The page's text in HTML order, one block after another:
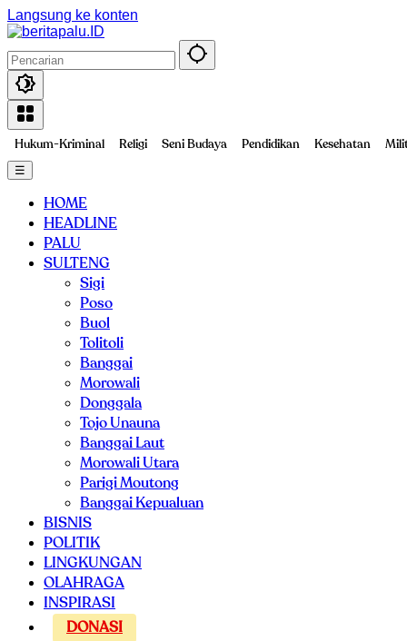
Langsung ke konten
Hukum-Kriminal Religi Seni Budaya Pendidikan Kesehatan
☰
HOME
HEADLINE
PALU
SULTENG
Sigi
Poso
Buol
Tolitoli
Banggai
Morowali
Donggala
Tojo Unauna
Banggai Laut
Morowali Utara
Parigi Moutong
Banggai Kepualuan
BISNIS
POLITIK
LINGKUNGAN
OLAHRAGA
INSPIRASI
DONASI